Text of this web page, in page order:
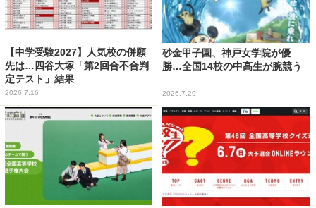
【中学受験2027】人気校の併願
先は…四谷大塚「第2回合不合判
定テスト」結果
2026.7.16
砂金甲子園、神戸女学院が優
勝…全国14校の中高生が腕競う
2026.7.29